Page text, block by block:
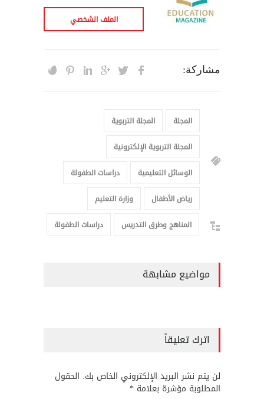
الملف الشخصي
مشاركة:
المجلة
المجلة التربوية
المجلة التربوية الإلكترونية
الوسائل التعليمية
دراسات الطفولة
رياض الأطفال
وزارة التعليم
المناهج وطرق التدريس
دراسات الطفولة
مواضيع مشابهة
اترك تعليقاً
لن يتم نشر البريد الإلكتروني الخاص بك. الحقول
المطلوبة مؤشرة بعلامة *